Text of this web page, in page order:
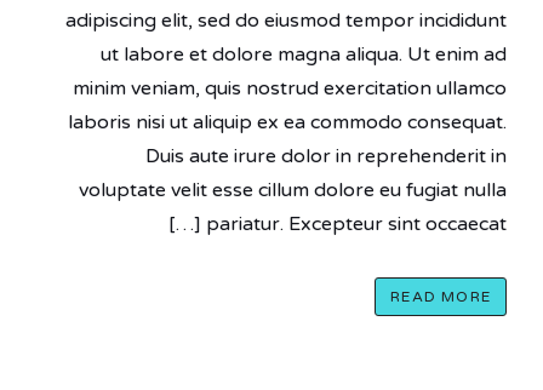
adipiscing elit, sed do eiusmod tempor incididunt
ut labore et dolore magna aliqua. Ut enim ad
minim veniam, quis nostrud exercitation ullamco
laboris nisi ut aliquip ex ea commodo consequat.
Duis aute irure dolor in reprehenderit in
voluptate velit esse cillum dolore eu fugiat nulla
pariatur. Excepteur sint occaecat […]
READ MORE